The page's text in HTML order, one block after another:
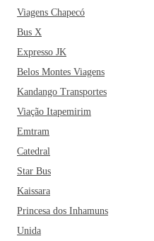
Viagens Chapecó
Bus X
Expresso JK
Belos Montes Viagens
Kandango Transportes
Viação Itapemirim
Emtram
Catedral
Star Bus
Kaissara
Princesa dos Inhamuns
Unida